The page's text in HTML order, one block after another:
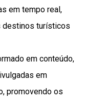
em tempo real,
destinos turísticos
em conteúdo,
em
promovendo os